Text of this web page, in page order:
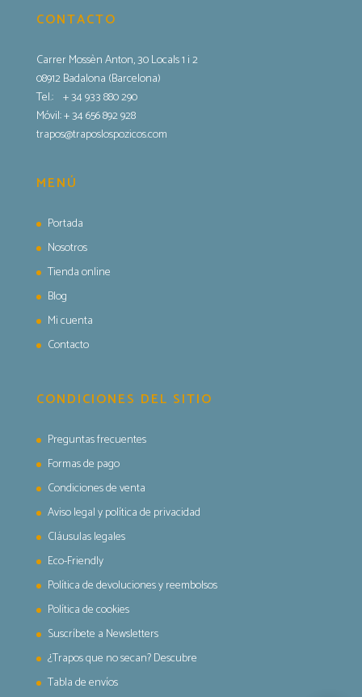
CONTACTO
Carrer Mossèn Anton, 30 Locals 1 i 2
08912 Badalona (Barcelona)
Tel.: + 34 933 880 290
Móvil: + 34 656 892 928
trapos@traposlospozicos.com
MENÚ
Portada
Nosotros
Tienda online
Blog
Mi cuenta
Contacto
CONDICIONES DEL SITIO
Preguntas frecuentes
Formas de pago
Condiciones de venta
Aviso legal y política de privacidad
Cláusulas legales
Eco-Friendly
Política de devoluciones y reembolsos
Política de cookies
Suscríbete a Newsletters
¿Trapos que no secan? Descubre
Tabla de envíos